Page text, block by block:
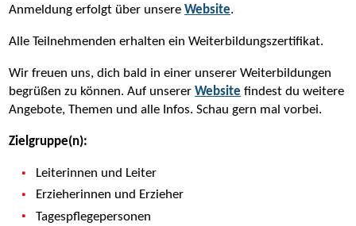
Anmeldung erfolgt über unsere Website.
Alle Teilnehmenden erhalten ein Weiterbildungszertifikat.
Wir freuen uns, dich bald in einer unserer Weiterbildungen
begrüßen zu können. Auf unserer Website findest du weitere
Angebote, Themen und alle Infos. Schau gern mal vorbei.
Zielgruppe(n):
Leiterinnen und Leiter
Erzieherinnen und Erzieher
Tagespflegepersonen